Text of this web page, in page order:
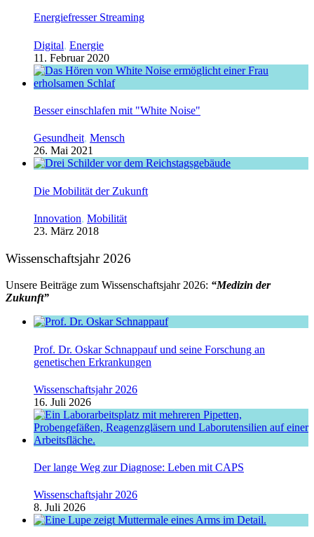
Energiefresser Streaming
Digital, Energie
11. Februar 2020
Besser einschlafen mit "White Noise"
Gesundheit, Mensch
26. Mai 2021
Die Mobilität der Zukunft
Innovation, Mobilität
23. März 2018
Wissenschaftsjahr 2026
Unsere Beiträge zum Wissenschaftsjahr 2026: “Medizin der
Zukunft”
Prof. Dr. Oskar Schnappauf und seine Forschung an
genetischen Erkrankungen
Wissenschaftsjahr 2026
16. Juli 2026
Der lange Weg zur Diagnose: Leben mit CAPS
Wissenschaftsjahr 2026
8. Juli 2026